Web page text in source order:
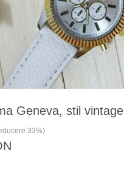
Geneva, stil vintage
33%)